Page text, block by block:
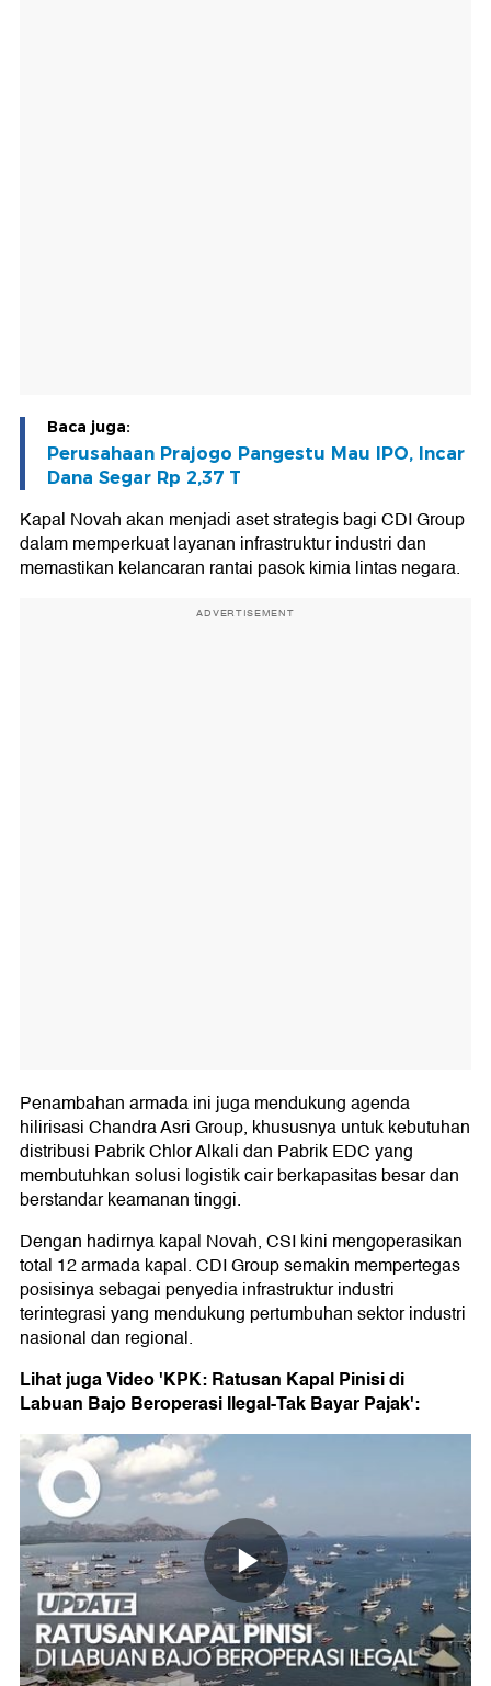
Baca juga:
Perusahaan Prajogo Pangestu Mau IPO, Incar
Dana Segar Rp 2,37 T
Kapal Novah akan menjadi aset strategis bagi CDI Group
dalam memperkuat layanan infrastruktur industri dan
memastikan kelancaran rantai pasok kimia lintas negara.
ADVERTISEMENT
Penambahan armada ini juga mendukung agenda
hilirisasi Chandra Asri Group, khususnya untuk kebutuhan
distribusi Pabrik Chlor Alkali dan Pabrik EDC yang
membutuhkan solusi logistik cair berkapasitas besar dan
berstandar keamanan tinggi.
Dengan hadirnya kapal Novah, CSI kini mengoperasikan
total 12 armada kapal. CDI Group semakin mempertegas
posisinya sebagai penyedia infrastruktur industri
terintegrasi yang mendukung pertumbuhan sektor industri
nasional dan regional.
Lihat juga Video 'KPK: Ratusan Kapal Pinisi di
Labuan Bajo Beroperasi Ilegal-Tak Bayar Pajak':